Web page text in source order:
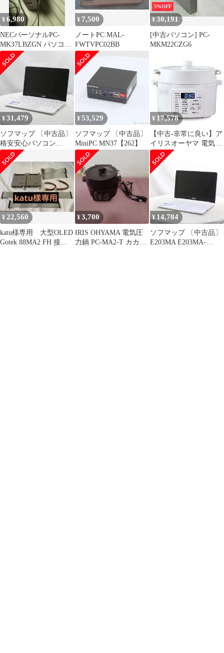
¥6,980
NECパーソナルPC-
MK37LBZGN パソコン
ディスクトップ本体
¥ 7,500
ノートPC MAL-
FWTVPC02BB
5%OFF
¥30,191
[中古パソコン] PC-
MKM22CZG6
¥31,479
ソフマップ 〔中古品〕
格安安心パソコン
E203MA E203MA-
4000W2 パールホワイ
ト【262】
¥53,529
ソフマップ 〔中古品〕
MiniPC MN37【262】
¥ 17,578
【中古-非常に良い】ア
イリスオーヤマ 電気圧
力鍋 圧力鍋 2.2L 2WAY
タイプ グリル鍋 6種類
自動メニュー 65メニュ
ー掲載レシピブック付
き ホワイト PC-MA2-W
¥ 22,560
katu様専用 大型OLED
Gotek 88MA2 FH 接続
¥3,700
IRIS OHYAMA 電気圧
力鍋 PC-MA2-T カカオ
¥ 14,784
ソフマップ 〔中古品〕
E203MA E203MA-